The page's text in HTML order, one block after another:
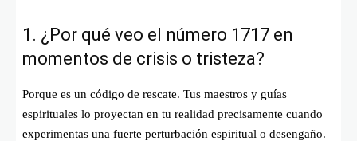
1. ¿Por qué veo el número 1717 en
momentos de crisis o tristeza?
Porque es un código de rescate. Tus maestros y guías
espirituales lo proyectan en tu realidad precisamente cuando
experimentas una fuerte perturbación espiritual o desengaño.